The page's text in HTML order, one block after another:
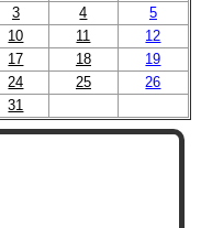
3 4
5
10 11
12
17 18
19
24 25
26
31